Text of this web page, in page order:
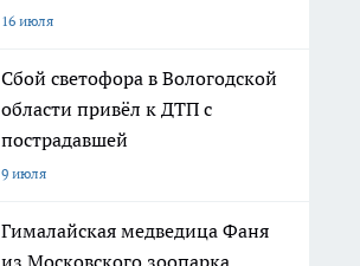
16 июля
Сбой светофора в Вологодской
области привёл к ДТП с
пострадавшей
9 июля
Гималайская медведица Фаня
из Московского зоопарка